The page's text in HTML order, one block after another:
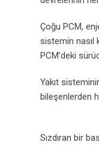
Çoğu PCM,
sistemin nasıl
PCM’deki
Yakıt
bileşenlerden
Sızdıran bir